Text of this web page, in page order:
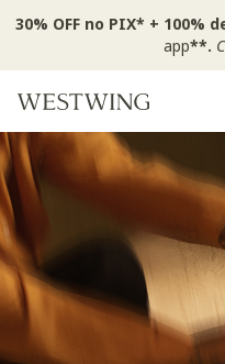
30% OFF no PIX* + 100%
app**.